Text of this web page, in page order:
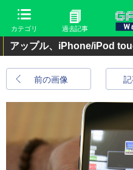
カテゴリ 過去記事
アップル、iPhone/iPod
前の画像